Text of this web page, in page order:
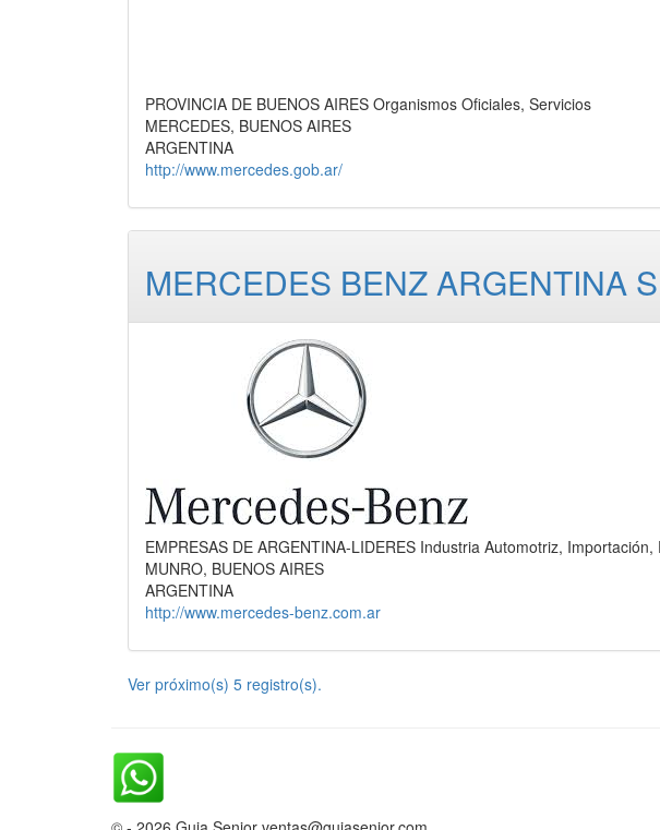
PROVINCIA DE BUENOS AIRES Organismos Oficiales, Servicios
MERCEDES, BUENOS AIRES
ARGENTINA
http://www.mercedes.gob.ar/
MERCEDES BENZ ARGENTINA
EMPRESAS DE ARGENTINA-LIDERES Industria Automotriz,
MUNRO, BUENOS AIRES
ARGENTINA
http://www.mercedes-benz.com.ar
Ver próximo(s) 5 registro(s).